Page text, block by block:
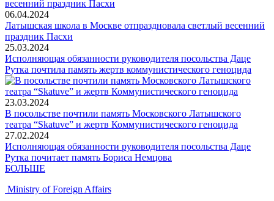
06.04.2024
Латышская школа в Москве отпраздновала светлый весенний
праздник Пасхи
25.03.2024
Исполняющая обязанности руководителя посольства Даце
Рутка почтила память жертв коммунистического геноцида
23.03.2024
В посольстве почтили память Московского Латышского
театра “Skatuve” и жертв Коммунистического геноцида
27.02.2024
Исполняющая обязанности руководителя посольства Даце
Рутка почитает память Бориса Немцова
БОЛЬШЕ
Ministry of Foreign Affairs